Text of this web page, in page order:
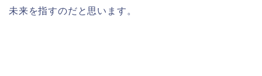
未来を指すのだと思います。